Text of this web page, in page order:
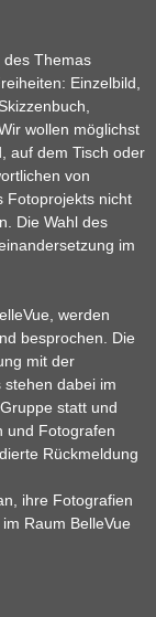
des Themas
Einzelbild,
wollen möglichst
auf dem Tisch oder
von
Fotoprojekts nicht
Die Wahl des
im
werden
besprochen. Die
mit der
dabei im
statt und
und Fotografen
Rückmeldung
ihre Fotografien
Raum BelleVue